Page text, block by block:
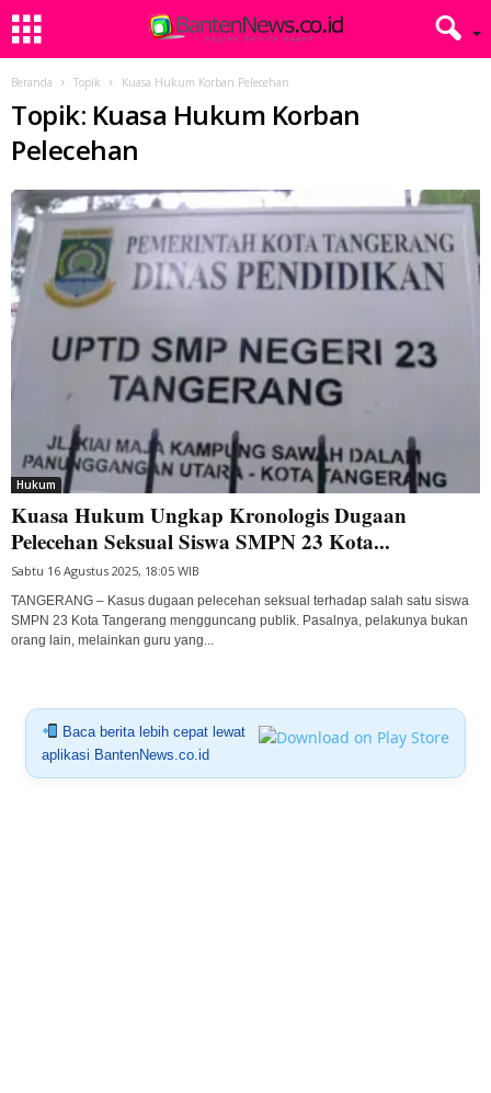
Beranda Topik Kuasa Hukum Korban Pelecehan
Topik: Kuasa Hukum Korban
Pelecehan
Hukum
Kuasa Hukum Ungkap Kronologis Dugaan
Pelecehan Seksual Siswa SMPN 23 Kota...
Sabtu 16 Agustus 2025, 18:05 WIB
TANGERANG – Kasus dugaan pelecehan seksual terhadap salah satu siswa
SMPN 23 Kota Tangerang mengguncang publik. Pasalnya, pelakunya bukan
orang lain, melainkan guru yang...
Baca berita lebih cepat lewat
aplikasi BantenNews.co.id